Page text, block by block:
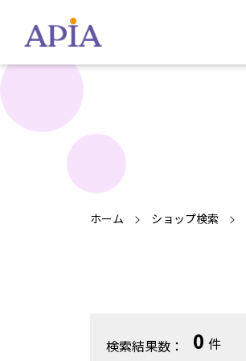
ホーム ショップ検索
検索結果数： 0 件